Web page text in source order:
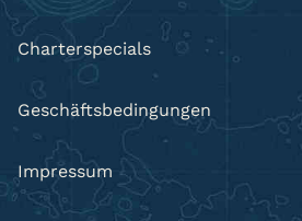
Charterspecials
Geschäftsbedingungen
Impressum